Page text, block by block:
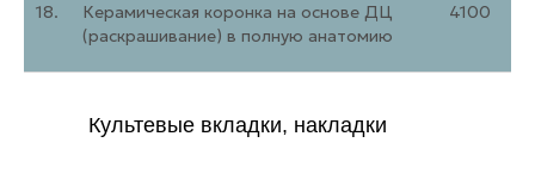
18.
Керамическая коронка на основе ДЦ
(раскрашивание) в полную анатомию
4100
Культевые вкладки, накладки